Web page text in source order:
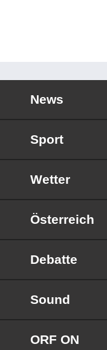
News
Sport
Wetter
Österreich
Debatte
Sound
ORF ON